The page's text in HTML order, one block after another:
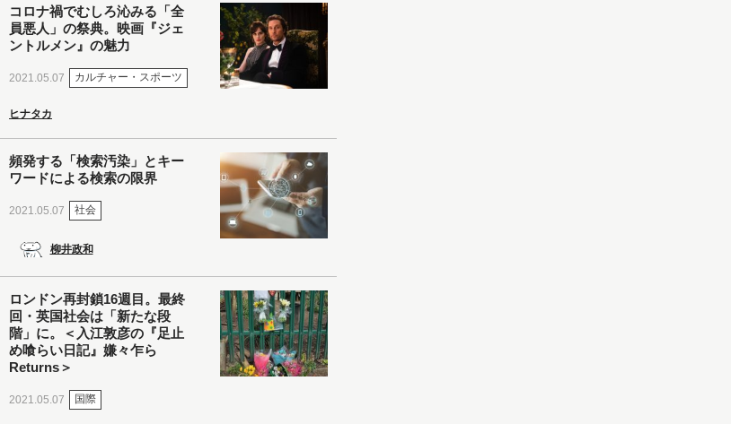
コロナ禍でむしろ沁みる「全
員悪人」の祭典。映画『ジェ
ントルメン』の魅力
2021.05.07 カルチャー・スポーツ
ヒナタカ
頻発する「検索汚染」とキー
ワードによる検索の限界
2021.05.07 社会
柳井政和
ロンドン再封鎖16週目。最終
回・英国社会は「新たな段
階」に。＜入江敦彦の『足止
め喰らい日記』嫌々乍ら
Returns＞
2021.05.07 国際